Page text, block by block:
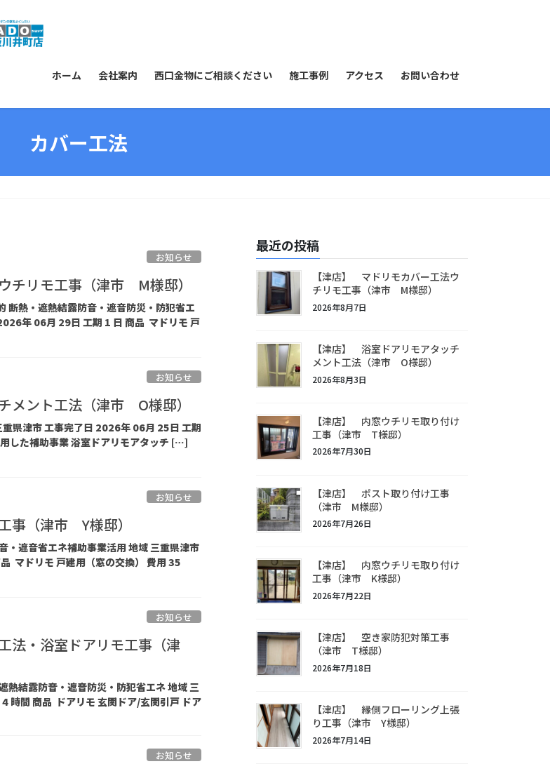
ホーム 会社案内 西口金物にご相談ください 施工事例 アクセス お問い合わせ
カバー工法
お知らせ
チリモ工事（津市 M様邸）
断熱・遮熱結露防音・遮音防災・防犯省エ
年 06月 29日 工期 1 日 商品 マドリモ 戸
お知らせ
メント工法（津市 O様邸）
県津市 工事完了日 2026年 06月 25日 工期
した補助事業 浴室ドアリモアタッチ […]
お知らせ
事（津市 Y様邸）
・遮音省エネ補助事業活用 地域 三重県津市
マドリモ 戸建用（窓の交換） 費用 35
お知らせ
法・浴室ドアリモ工事（津
熱結露防音・遮音防災・防犯省エネ 地域 三
時間 商品 ドアリモ 玄関ドア/玄関引戸 ドア
お知らせ
最近の投稿
【津店】 マドリモカバー工法ウ
チリモ工事（津市 M様邸）
2026年8月7日
【津店】 浴室ドアリモアタッチ
メント工法（津市 O様邸）
2026年8月3日
【津店】 内窓ウチリモ取り付け
工事（津市 T様邸）
2026年7月30日
【津店】 ポスト取り付け工事
（津市 M様邸）
2026年7月26日
【津店】 内窓ウチリモ取り付け
工事（津市 K様邸）
2026年7月22日
【津店】 空き家防犯対策工事
（津市 T様邸）
2026年7月18日
【津店】 縁側フローリング上張
り工事（津市 Y様邸）
2026年7月14日